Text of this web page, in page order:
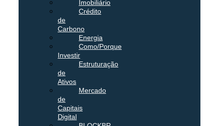
Imobiliário
Crédito
de
Carbono
Energia
Como/Porque
Investir
Estruturação
de
Ativos
Mercado
de
Capitais
Digital